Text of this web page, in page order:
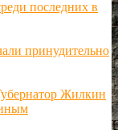
последних в
принудительно
Жилкин